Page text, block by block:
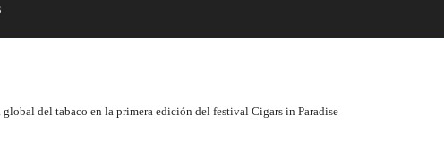
global del tabaco en la primera edición del festival Cigars in Paradise